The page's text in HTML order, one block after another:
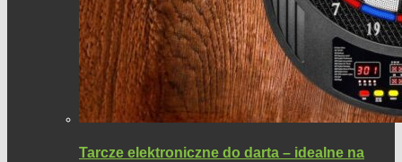
Tarcze elektroniczne do darta – idealne na